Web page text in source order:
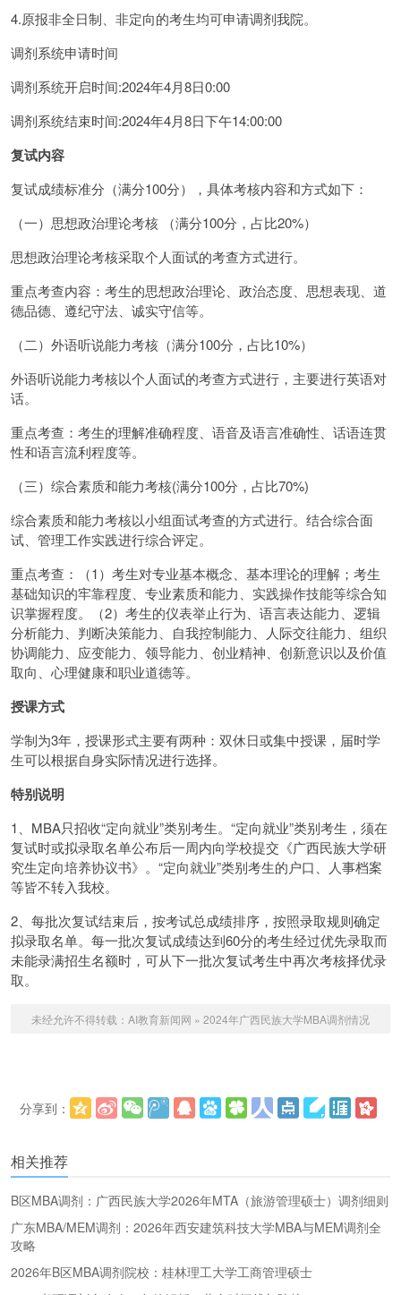
4.原报非全日制、非定向的考生均可申请调剂我院。
调剂系统申请时间
调剂系统开启时间:2024年4月8日0:00
调剂系统结束时间:2024年4月8日下午14:00:00
复试内容
复试成绩标准分（满分100分），具体考核内容和方式如下：
（一）思想政治理论考核 （满分100分，占比20%）
思想政治理论考核采取个人面试的考查方式进行。
重点考查内容：考生的思想政治理论、政治态度、思想表现、道
德品德、遵纪守法、诚实守信等。
（二）外语听说能力考核（满分100分，占比10%）
外语听说能力考核以个人面试的考查方式进行，主要进行英语对
话。
重点考查：考生的理解准确程度、语音及语言准确性、话语连贯
性和语言流利程度等。
（三）综合素质和能力考核(满分100分，占比70%)
综合素质和能力考核以小组面试考查的方式进行。结合综合面
试、管理工作实践进行综合评定。
重点考查：（1）考生对专业基本概念、基本理论的理解；考生
基础知识的牢靠程度、专业素质和能力、实践操作技能等综合知
识掌握程度。（2）考生的仪表举止行为、语言表达能力、逻辑
分析能力、判断决策能力、自我控制能力、人际交往能力、组织
协调能力、应变能力、领导能力、创业精神、创新意识以及价值
取向、心理健康和职业道德等。
授课方式
学制为3年，授课形式主要有两种：双休日或集中授课，届时学
生可以根据自身实际情况进行选择。
特别说明
1、MBA只招收“定向就业”类别考生。“定向就业”类别考生，须在
复试时或拟录取名单公布后一周内向学校提交《广西民族大学研
究生定向培养协议书》。“定向就业”类别考生的户口、人事档案
等皆不转入我校。
2、每批次复试结束后，按考试总成绩排序，按照录取规则确定
拟录取名单。每一批次复试成绩达到60分的考生经过优先录取而
未能录满招生名额时，可从下一批次复试考生中再次考核择优录
取。
未经允许不得转载： AI教育新闻网 » 2024年广西民族大学MBA调剂情况
分享到：
相关推荐
B区MBA调剂：广西民族大学2026年MTA（旅游管理硕士）调剂细则
广东MBA/MEM调剂：2026年西安建筑科技大学MBA与MEM调剂全
攻略
2026年B区MBA调剂院校：桂林理工大学工商管理硕士